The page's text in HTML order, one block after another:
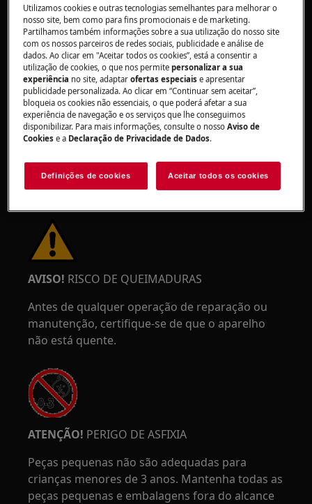
AVISO!RISCO DE LESÃO OCULAR
Use óculos de proteção se realizar trabalhos de
manutenção ou reparação que envolvam molas.
AVISO! RISCO DE QUEIMADURAS
Antes de qualquer operação de reparação ou
manutenção, certifique-se de que o aparelho
não está quente.
ATENÇÃO! PERIGO DE ASFIXIA
Peças pequenas não são adequadas para
crianças menores de 3 anos. Mantenha todas as
peças pequenas e embalagens fora do alcance
Utilizamos cookies e outras tecnologias semelhantes para melhorar o
nosso site, bem como para fins promocionais e de marketing.
Partilhamos também informações sobre a sua utilização do nosso site
com os nossos parceiros de redes sociais, publicidade e análise de
dados. Ao clicar em "Aceitar todos os cookies”, está a consentir a
utilização de cookies, o que nos permitepersonalizar a sua
experiência no site, adaptarofertas especiaise apresentar
publicidade personalizada. Ao clicar em “Continuar sem aceitar”,
bloqueia os cookies não essenciais, o que poderá afetar a sua
experiência de navegação e os serviços que lhe conseguimos
disponibilizar. Para mais informações, consulte o nossoAviso de
Cookies e a Declaração de Privacidade de Dados.
Definições de cookies Aceitar todos os cookies